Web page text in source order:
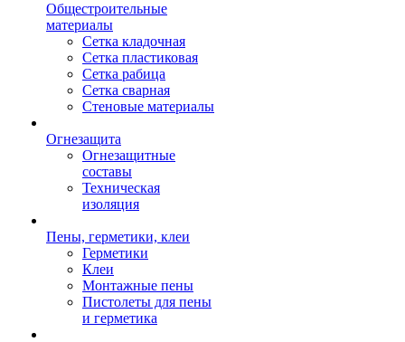
Общестроительные
материалы
Сетка кладочная
Сетка пластиковая
Сетка рабица
Сетка сварная
Стеновые материалы
Огнезащита
Огнезащитные
составы
Техническая
изоляция
Пены, герметики, клеи
Герметики
Клеи
Монтажные пены
Пистолеты для пены
и герметика